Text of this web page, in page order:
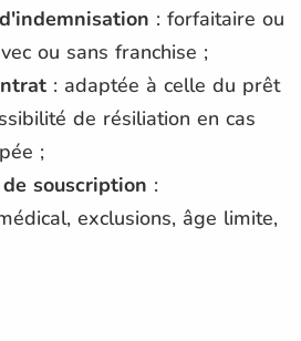
: forfaitaire ou
ou sans franchise ;
: adaptée à celle du prêt
de résiliation en cas
;
souscription :
exclusions, âge limite,